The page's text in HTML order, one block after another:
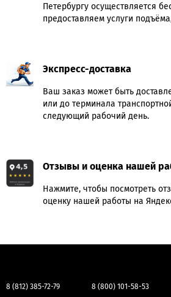
Петербургу осуществляется
предоставляем услуги
Экспресс-доставка
Ваш заказ может быть
или до терминала
следующий рабочий день.
Отзывы и оценка нашей
Нажмите, чтобы посмотреть
оценку нашей работы на
8 (812) 385-72-79 8 (800) 101-58-53